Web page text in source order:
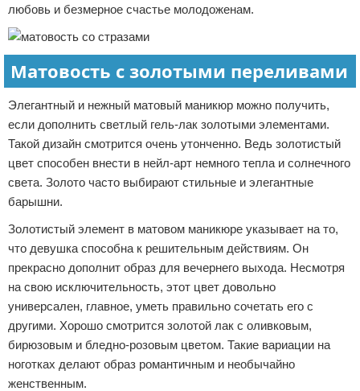
любовь и безмерное счастье молодоженам.
Матовость с золотыми переливами
Элегантный и нежный матовый маникюр можно получить,
если дополнить светлый гель-лак золотыми элементами.
Такой дизайн смотрится очень утонченно. Ведь золотистый
цвет способен внести в нейл-арт немного тепла и солнечного
света. Золото часто выбирают стильные и элегантные
барышни.
Золотистый элемент в матовом маникюре указывает на то,
что девушка способна к решительным действиям. Он
прекрасно дополнит образ для вечернего выхода. Несмотря
на свою исключительность, этот цвет довольно
универсален, главное, уметь правильно сочетать его с
другими. Хорошо смотрится золотой лак с оливковым,
бирюзовым и бледно-розовым цветом. Такие вариации на
ноготках делают образ романтичным и необычайно
женственным.